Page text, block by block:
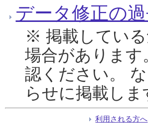
データ修正の
※ 掲載してい
場合があります
認ください。
らせに掲載しま
利用される方へ